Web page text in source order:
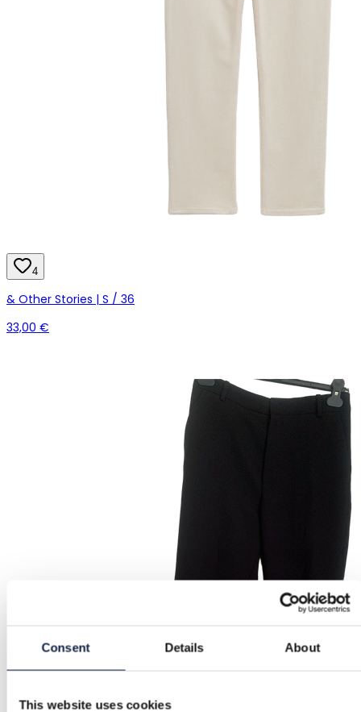
Consent Details About
This website uses cookies
4
& Other Stories | S / 36
33,00 €